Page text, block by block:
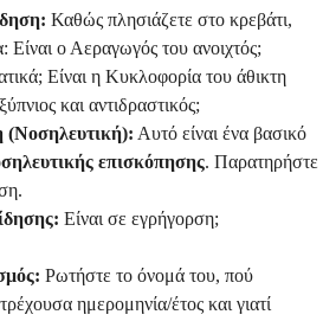
Καθώς πλησιάζετε στο κρεβάτι,
Είναι ο Αεραγωγός του ανοιχτός;
Είναι η Κυκλοφορία του άθικτη
και αντιδραστικός;
(Νοσηλευτική): Αυτό είναι ένα βασικό
επισκόπησης. Παρατηρήστε
Είναι σε εγρήγορση;
Ρωτήστε το όνομά του, πού
ημερομηνία/έτος και γιατί